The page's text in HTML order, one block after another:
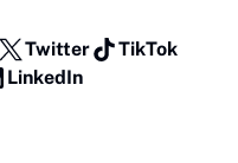
Twitter
TikTok
LinkedIn